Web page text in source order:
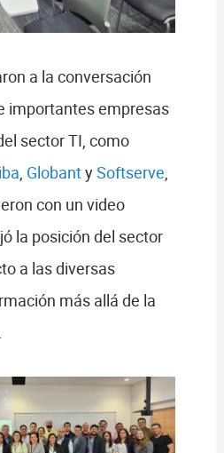
a la conversación
importantes empresas
sector TI, como
, GlobantySoftserve,
con un video
la posición del sector
a las diversas
más allá de la